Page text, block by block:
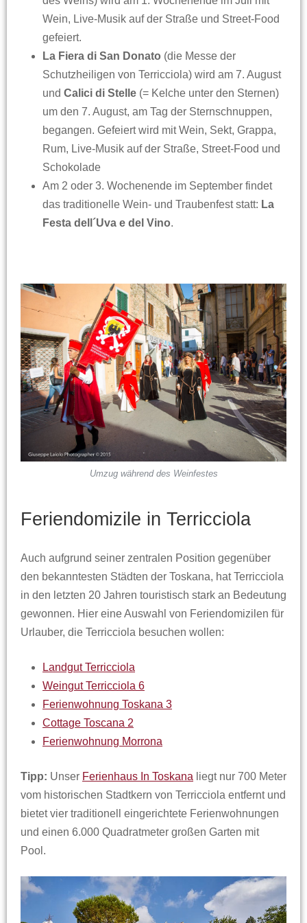
Wein, Live-Musik auf der Straße und Street-Food
gefeiert.
La Fiera di San Donato (die Messe der
Schutzheiligen von Terricciola) wird am 7. August
und Calici di Stelle (= Kelche unter den Sternen)
um den 7. August, am Tag der Sternschnuppen,
begangen. Gefeiert wird mit Wein, Sekt, Grappa,
Rum, Live-Musik auf der Straße, Street-Food und
Schokolade
Am 2 oder 3. Wochenende im September findet
das traditionelle Wein- und Traubenfest statt: La
Festa dell´Uva e del Vino.
Umzug während des Weinfestes
Feriendomizile in Terricciola
Auch aufgrund seiner zentralen Position gegenüber
den bekanntesten Städten der Toskana, hat Terricciola
in den letzten 20 Jahren touristisch stark an Bedeutung
gewonnen. Hier eine Auswahl von Feriendomizilen für
Urlauber, die Terricciola besuchen wollen:
Landgut Terricciola
Weingut Terricciola 6
Ferienwohnung Toskana 3
Cottage Toscana 2
Ferienwohnung Morrona
Tipp: Unser Ferienhaus In Toskana liegt nur 700 Meter
vom historischen Stadtkern von Terricciola entfernt und
bietet vier traditionell eingerichtete Ferienwohnungen
und einen 6.000 Quadratmeter großen Garten mit
Pool.